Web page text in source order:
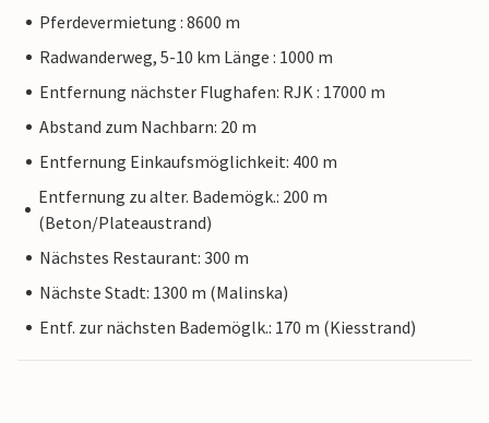
Pferdevermietung : 8600 m
Radwanderweg, 5-10 km Länge : 1000 m
Entfernung nächster Flughafen: RJK : 17000 m
Abstand zum Nachbarn: 20 m
Entfernung Einkaufsmöglichkeit: 400 m
Entfernung zu alter. Bademögk.: 200 m
(Beton/Plateaustrand)
Nächstes Restaurant: 300 m
Nächste Stadt: 1300 m (Malinska)
Entf. zur nächsten Bademöglk.: 170 m (Kiesstrand)